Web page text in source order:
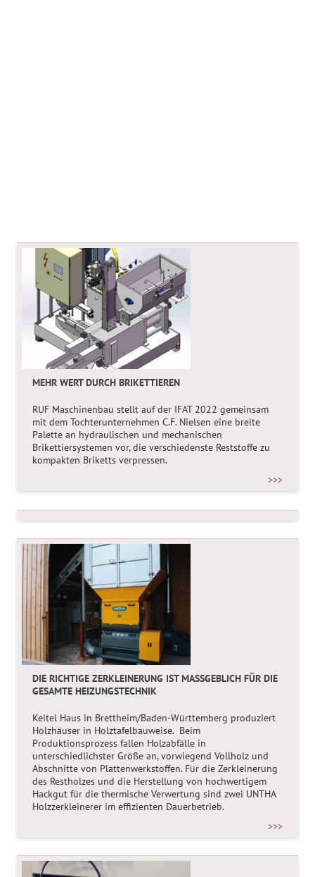
MEHR WERT DURCH BRIKETTIEREN
RUF Maschinenbau stellt auf der IFAT 2022 gemeinsam
mit dem Tochterunternehmen C.F. Nielsen eine breite
Palette an hydraulischen und mechanischen
Brikettiersystemen vor, die verschiedenste Reststoffe zu
kompakten Briketts verpressen.
>>>
DIE RICHTIGE ZERKLEINERUNG IST MASSGEBLICH FÜR DIE G
ESAMTE HEIZUNGSTECHNIK
Keitel Haus in Brettheim/Baden-Württemberg produziert
Holzhäuser in Holztafelbauweise. Beim
Produktionsprozess fallen Holzabfälle in
unterschiedlichster Größe an, vorwiegend Vollholz und
Abschnitte von Plattenwerkstoffen. Für die Zerkleinerung
des Restholzes und die Herstellung von hochwertigem
Hackgut für die thermische Verwertung sind zwei UNTHA
Holzzerkleinerer im effizienten Dauerbetrieb.
>>>
WAS TUN MIT HOLZABFÄLLEN?
Novelle zur Recyclingholzverordnung: Auch wenn der
stofflichen und energetischen Nutzung von Holzabfällen
aus abfallwirtschaftlicher Sicht Vorrang zu geben ist,
erfordert der korrekte und rechtskonforme Umgang mit
Holzabfällen die Beachtung abfallrechtlicher
Zutreffens und Endens des Abfallbegriffs mit allen daraus
DREIFACH PERFEKT
Luftwäscher, Luftbefeuchter und Luftreiniger in einem
einzigen Gerät vereint – ist das möglich? JA, wenn das
Produkt von merlin® kommt.